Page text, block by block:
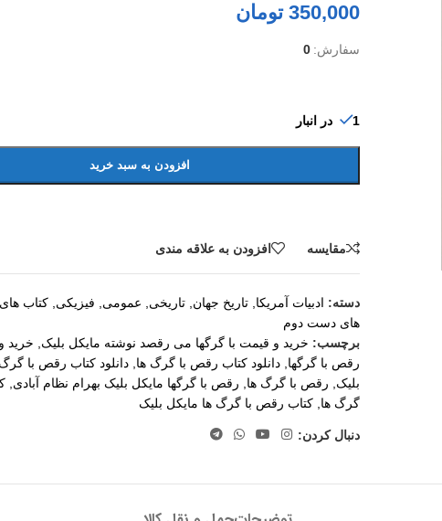
350,000 تومان
سفارش: 0
1 در انبار
افزودن به سبد خرید
مقايسه افزودن به علاقه مندی
دسته: ادبیات آمریکا تاریخ جهان تاریخی عمومی فیزیکی کتاب
های دست دوم
برچسب: خرید و قیمت با گرگها می رقصد نوشته مایکل بلیک
خرید
رقص با گرگها دانلود کتاب رقص با گرگ ها دانلود کتاب رقص با
بلیک
رقص با گرگ ها رقص با گرگها مایکل بلیک بهرام نظام آبادی
گرگ ها کتاب رقص با گرگ ها مایکل بلیک
دنبال کردن: